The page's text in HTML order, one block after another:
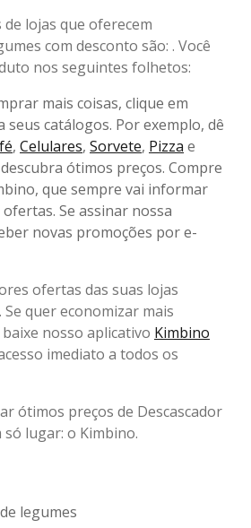
lojas que oferecem
com desconto são: . Você
nos seguintes folhetos:
mais coisas, clique em
seus catálogos. Por exemplo, dê
, Celulares, Sorvete, Pizza e
ótimos preços. Compre
que sempre vai informar
Se assinar nossa
novas promoções por e-
ofertas das suas lojas
quer economizar mais
nosso aplicativo Kimbino
imediato a todos os
ótimos preços de Descascador
lugar: o Kimbino.
legumes